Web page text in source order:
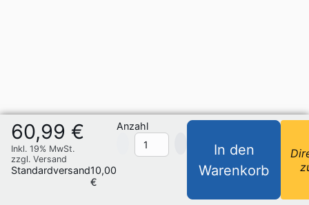
60,99 €
Inkl. 19% MwSt.
zzgl. Versand
Standardversand10,00
€
Anzahl
In den
Warenkorb